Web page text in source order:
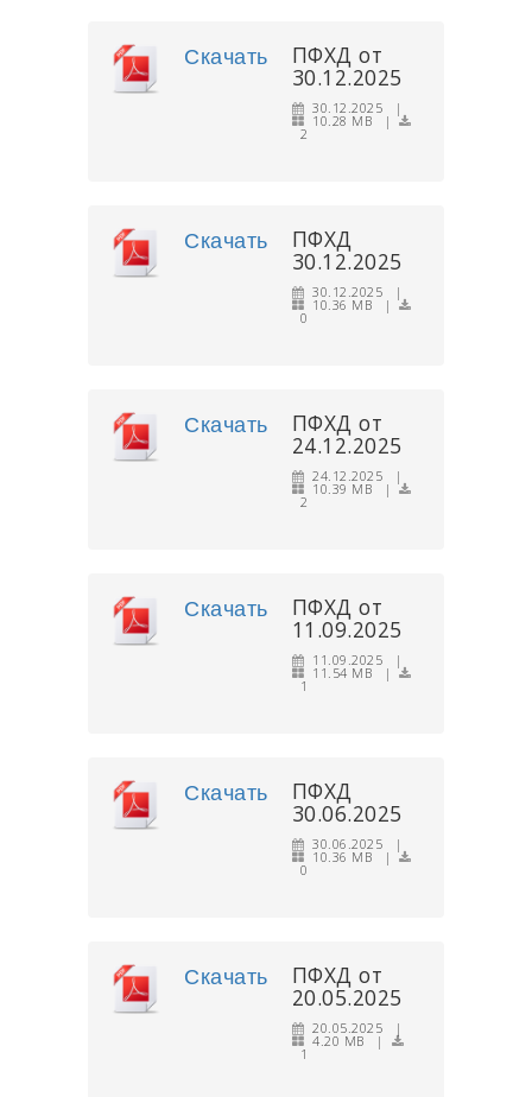
Скачать ПФХД от
30.12.2025
30.12.2025 |
10.28 MB |
2
Скачать ПФХД
30.12.2025
30.12.2025 |
10.36 MB |
0
Скачать ПФХД от
24.12.2025
24.12.2025 |
10.39 MB |
2
Скачать ПФХД от
11.09.2025
11.09.2025 |
11.54 MB |
1
Скачать ПФХД
30.06.2025
30.06.2025 |
10.36 MB |
0
Скачать ПФХД от
20.05.2025
20.05.2025 |
4.20 MB |
1